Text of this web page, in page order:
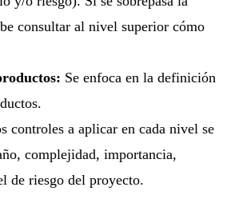
consultar al nivel superior cómo
Se enfoca en la definición
controles a aplicar en cada nivel se
complejidad, importancia,
de riesgo del proyecto.